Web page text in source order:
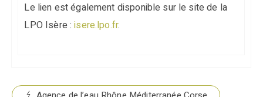
Le lien est également disponible sur le site de la
LPO Isère :isere.lpo.fr.